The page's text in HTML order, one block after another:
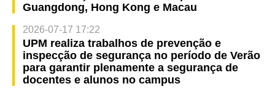
Guangdong, Hong Kong e Macau
2026-07-17 17:22
UPM realiza trabalhos de prevenção e
inspecção de segurança no período de Verão
para garantir plenamente a segurança de
docentes e alunos no campus